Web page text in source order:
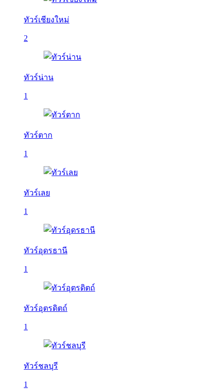
ทัวร์เชียงใหม่
2
ทัวร์น่าน
1
ทัวร์ตาก
1
ทัวร์เลย
1
ทัวร์อุดรธานี
1
ทัวร์อุตรดิตถ์
1
ทัวร์ชลบุรี
1